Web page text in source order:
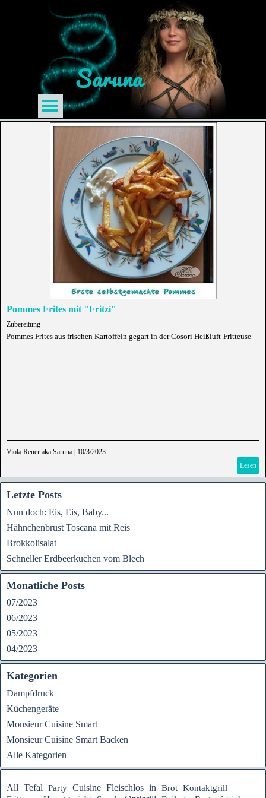
Pommes Frites mit "Fritzi"
Zubereitung
Pommes Frites aus frischen Kartoffeln gegart in der Cosori Heißluft-Fritteuse
Viola Reuer aka Saruna
10/3/2023
Lesen
Letzte Posts
Nun doch: Eis, Eis, Baby...
Hähnchenbrust Toscana mit Reis
Brokkolisalat
Schneller Erdbeerkuchen vom Blech
Monatliche Posts
07/2023
06/2023
05/2023
04/2023
Kategorien
Dampfdruck
Küchengeräte
Monsieur Cuisine Smart
Monsieur Cuisine Smart Backen
Alle Kategorien
All Tefal Party Cuisine Fleischlos in Brot Kontaktgrill